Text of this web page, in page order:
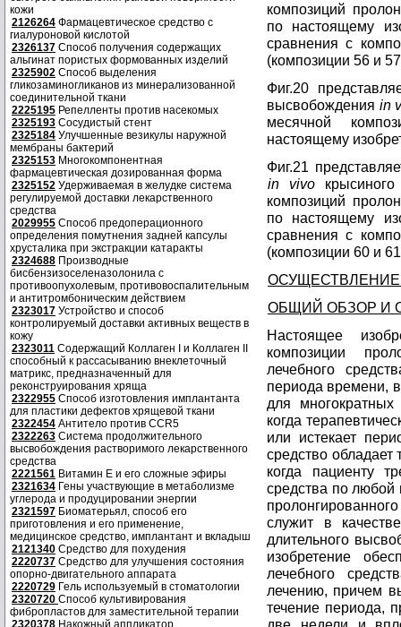
кожи
2126264 Фармацевтическое средство с
гиалуроновой кислотой
2326137 Способ получения содержащих
альгинат пористых формованных изделий
2325902 Способ выделения
гликозаминогликанов из минерализованной
соединительной ткани
2225195 Репелленты против насекомых
2325193 Сосудистый стент
2325184 Улучшенные везикулы наружной
мембраны бактерий
2325153 Многокомпонентная
фармацевтическая дозированная форма
2325152 Удерживаемая в желудке система
регулируемой доставки лекарственного
средства
2029955 Способ предоперационного
определения помутнения задней капсулы
хрусталика при экстракции катаракты
2324688 Производные
бисбензизоселеназолонила с
противоопухолевым, противовоспалительным
и антитромбоническим действием
2323017 Устройство и способ
контролируемый доставки активных веществ в
кожу
2323011 Содержащий Коллаген I и Коллаген II
способный к рассасыванию внеклеточный
матрикс, предназначенный для
реконструирования хряща
2322955 Способ изготовления имплантанта
для пластики дефектов хрящевой ткани
2322454 Антитело против CCR5
2322263 Система продолжительного
высвобождения растворимого лекарственного
средства
2221561 Витамин Е и его сложные эфиры
2321634 Гены участвующие в метаболизме
углерода и продуцировании энергии
2321597 Биоматерьял, способ его
приготовления и его применение,
медицинское средство, имплантант и вкладыш
2121340 Средство для похудения
2220737 Средство для улучшения состояния
опорно-двигательного аппарата
2220729 Гель используемый в стоматологии
2320720 Способ культивирования
фибропластов для заместительной терапии
2320378 Накожный аппликатор
композиций
по настоящему
сравнения с
(композиции 56 и
Фиг.20
высвобождения in
месячной
настоящему
Фиг.21
in vivoкрысиного
композиций
по настоящему
сравнения с
(композиции 60 и
ОБЩИЙ ОБЗОР И
Настоящее
композиции
лечебного
периода времени,
для
когда
или истекает
средство
когда пациенту
средства по
служит в
длительного
изобретение
лечебного
лечению, причем
течение периода,